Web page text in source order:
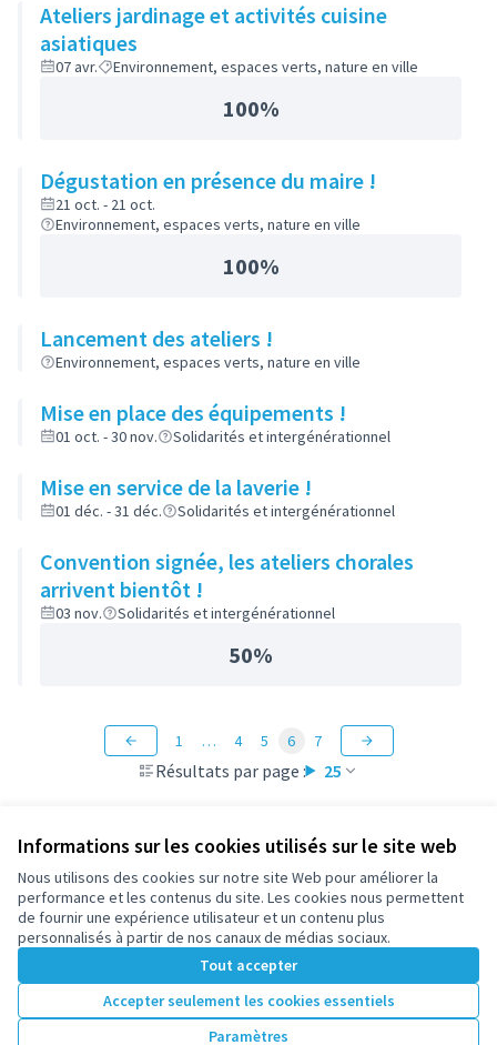
Informations sur les cookies utilisés sur le site web
Nous utilisons des cookies sur notre site Web pour améliorer la
performance et les contenus du site. Les cookies nous permettent
de fournir une expérience utilisateur et un contenu plus
personnalisés à partir de nos canaux de médias sociaux.
Tout accepter
Accepter seulement les cookies essentiels
Paramètres
Ateliers jardinage et activités cuisine
asiatiques
07 avr. Environnement, espaces verts, nature en ville
100%
Dégustation en présence du maire !
21 oct. - 21 oct.
Environnement, espaces verts, nature en ville
100%
Lancement des ateliers !
Environnement, espaces verts, nature en ville
Mise en place des équipements !
01 oct. - 30 nov. Solidarités et intergénérationnel
Mise en service de la laverie !
01 déc. - 31 déc. Solidarités et intergénérationnel
Convention signée, les ateliers chorales
arrivent bientôt !
03 nov. Solidarités et intergénérationnel
50%
Résultats par page : 25
1 … 4 5 6 7
Conditions d'utilisation
Paramètres des cookies
participez.nanterre.fr sur X
(Lien externe)
participez.nanterre.fr sur Facebook
participez.nanterre.fr sur Instagram
participez.nanterre.fr sur YouTube
(Lien externe)
participez.nanterre.fr sur GitHub
(Lien externe)
Licence
(Lien